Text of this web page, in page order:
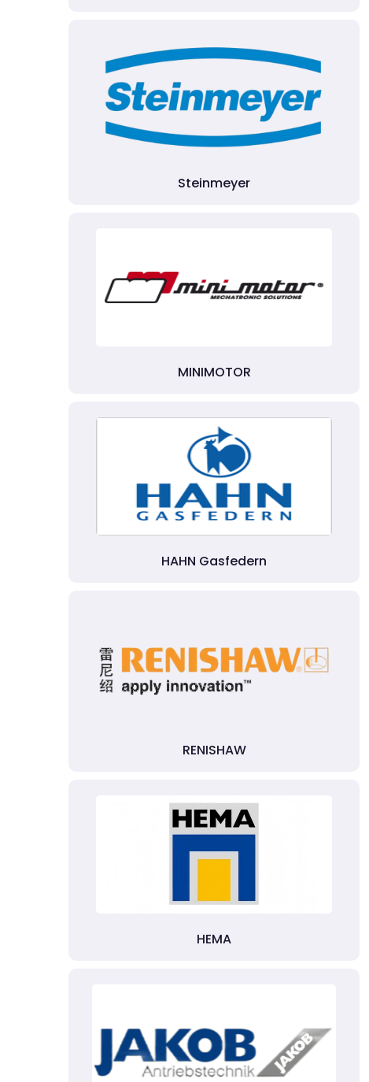
Steinmeyer
MINIMOTOR
HAHN Gasfedern
RENISHAW
HEMA